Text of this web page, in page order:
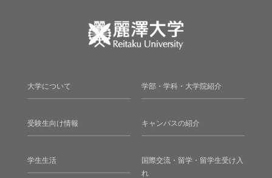
大学について 学部・学科・大学院紹介
受験生向け情報 キャンパスの紹介
学生生活
国際交流・留学・留学生受け入
れ